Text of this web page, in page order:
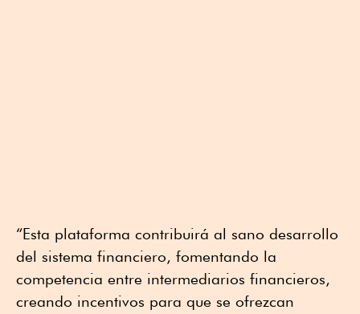
“Esta plataforma contribuirá al sano desarrollo
del sistema financiero, fomentando la
competencia entre intermediarios financieros,
creando incentivos para que se ofrezcan